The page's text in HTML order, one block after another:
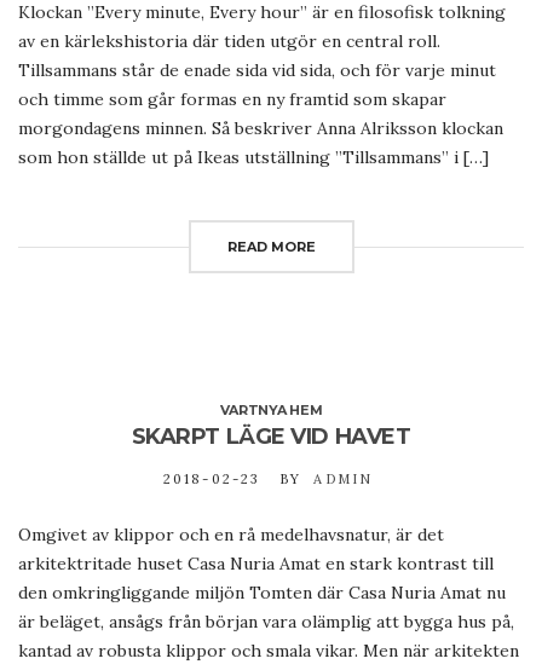
Klockan ”Every minute, Every hour” är en filosofisk tolkning
av en kärlekshistoria där tiden utgör en central roll.
Tillsammans står de enade sida vid sida, och för varje minut
och timme som går formas en ny framtid som skapar
morgondagens minnen. Så beskriver Anna Alriksson klockan
som hon ställde ut på Ikeas utställning ”Tillsammans” i […]
READ MORE
VARTNYA HEM
SKARPT LÄGE VID HAVET
2018-02-23 BY ADMIN
Omgivet av klippor och en rå medelhavsnatur, är det
arkitektritade huset Casa Nuria Amat en stark kontrast till
den omkringliggande miljön Tomten där Casa Nuria Amat nu
är beläget, ansågs från början vara olämplig att bygga hus på,
kantad av robusta klippor och smala vikar. Men när arkitekten